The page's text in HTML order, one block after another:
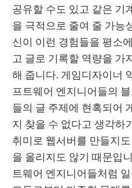
공유할 수도 있고 같은 기
을 극적으로 줄여 줄 가능
신이 이런 경험들을 평소
고 글로 기록할 역량을 가
해 줍니다. 게임디자이너
프트웨어 엔지니어들의
들의 글 주제에 현혹되어
지 찾을 수 없다고 생각하
취미로 웹서버를 만들지
을 올리지도 않기 때문입
트웨어 엔지니어들처럼